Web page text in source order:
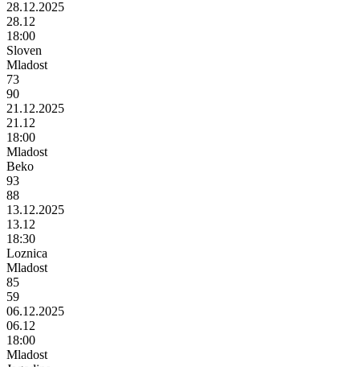
28.12.2025
28.12
18:00
Sloven
Mladost
73
90
21.12.2025
21.12
18:00
Mladost
Beko
93
88
13.12.2025
13.12
18:30
Loznica
Mladost
85
59
06.12.2025
06.12
18:00
Mladost